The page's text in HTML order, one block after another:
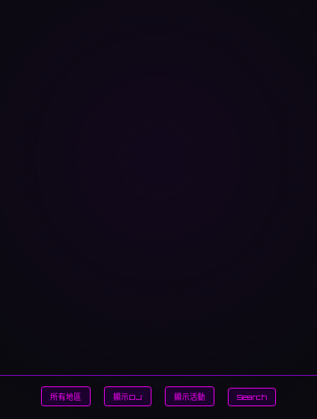
所有地區 顯示DJ 顯示活動 Search